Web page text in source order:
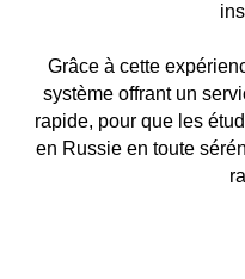
Grâce à cette
système offrant un
rapide, pour que les
en Russie en toute